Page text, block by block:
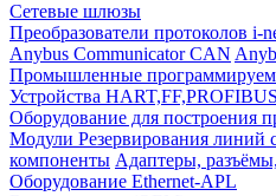
Сетевые шлюзы
Преобразователи протоколов i-
Anybus Communicator CAN
Промышленные
Устройства
Оборудование для построения
Модули Резервирования линий
компоненты Адаптеры,
Оборудование Ethernet-APL